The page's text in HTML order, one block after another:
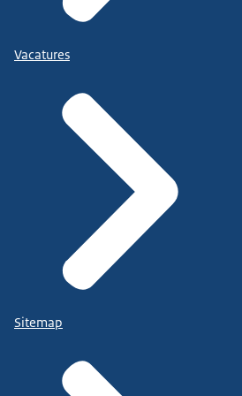
Vacatures
Sitemap